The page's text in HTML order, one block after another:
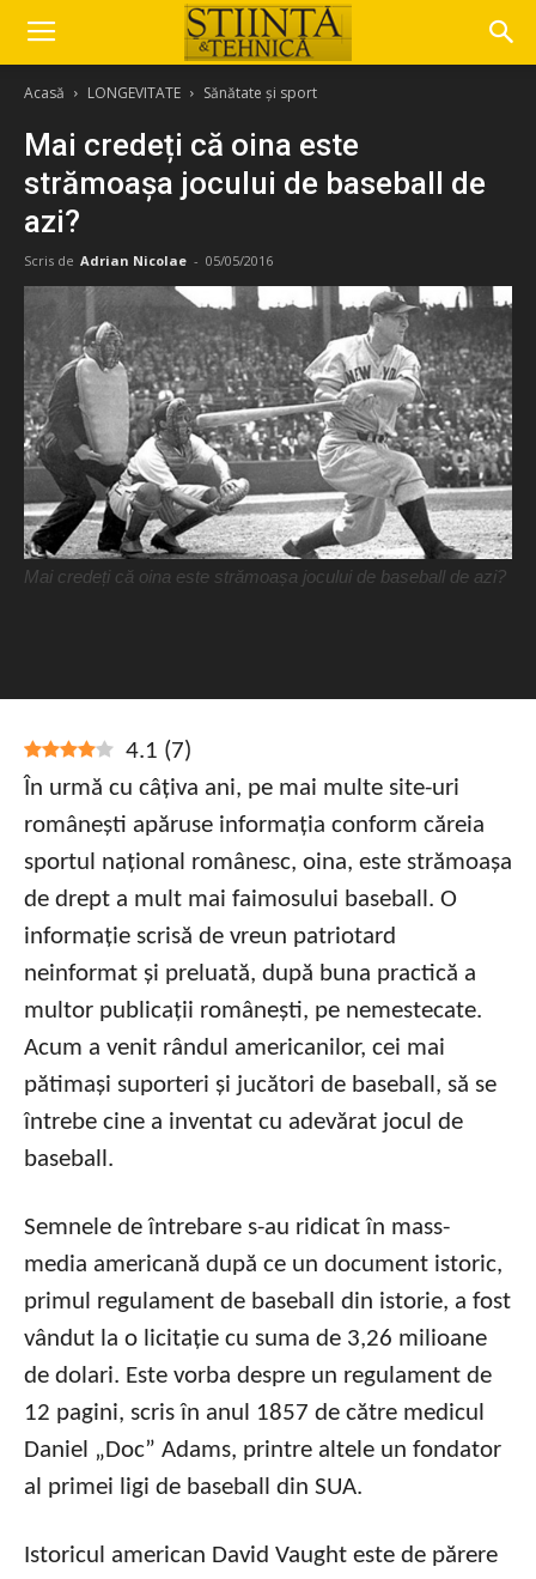
Acasă LONGEVITATE Sănătate și sport
Mai credeți că oina este
strămoașa jocului de baseball de
azi?
Scris de Adrian Nicolae - 05/05/2016
Mai credeți că oina este strămoașa jocului de baseball de azi?
4.1 (7)
În urmă cu câțiva ani, pe mai multe site-uri
românești apăruse informația conform căreia
sportul național românesc, oina, este strămoașa
de drept a mult mai faimosului baseball. O
informație scrisă de vreun patriotard
neinformat și preluată, după buna practică a
multor publicații românești, pe nemestecate.
Acum a venit rândul americanilor, cei mai
pătimași suporteri și jucători de baseball, să se
întrebe cine a inventat cu adevărat jocul de
baseball.
Semnele de întrebare s-au ridicat în mass-
media americană după ce un document istoric,
primul regulament de baseball din istorie, a fost
vândut la o licitație cu suma de 3,26 milioane
de dolari. Este vorba despre un regulament de
12 pagini, scris în anul 1857 de către medicul
Daniel „Doc” Adams, printre altele un fondator
al primei ligi de baseball din SUA.
Istoricul american David Vaught este de părere